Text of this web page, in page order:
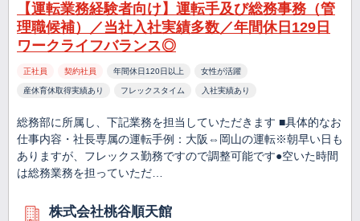
【運転業務経験者向け】運転手及び総務事務（管
理職候補）／当社入社実績多数／年間休日129日
ワークライフバランス◎
正社員 契約社員 年間休日120日以上 女性が活躍
産休育休取得実績あり フレックスタイム 入社実績あり
総務部に所属し、下記業務を担当していただきます ■具体的なお
仕事内容・社長専属の運転手例：大阪⇔岡山の運転※朝早い日も
ありますが、フレックス勤務ですので調整可能です●空いた時間
は総務業務を担っていただ…
株式会社桃谷順天館